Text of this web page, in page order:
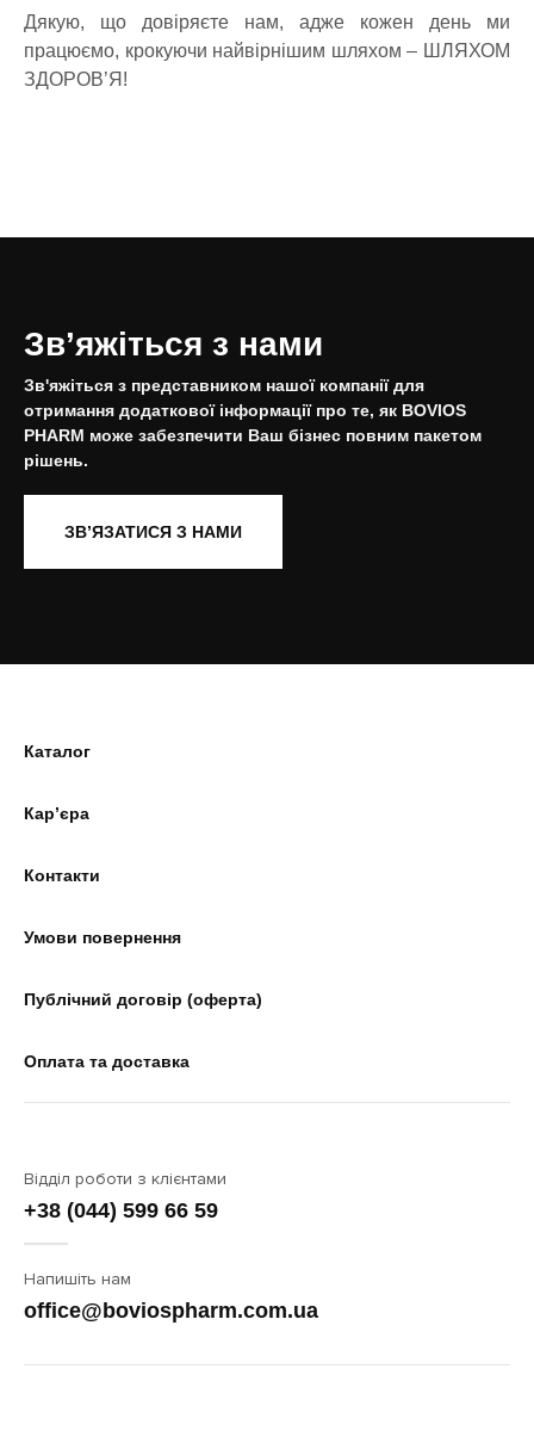
Дякую, що довіряєте нам, адже кожен день ми
працюємо, крокуючи найвірнішим шляхом – ШЛЯХОМ
ЗДОРОВ’Я!
Зв’яжіться з нами
Зв'яжіться з представником нашої компанії для
отримання додаткової інформації про те, як BOVIOS
PHARM може забезпечити Ваш бізнес повним пакетом
рішень.
ЗВ’ЯЗАТИСЯ З НАМИ
Каталог
Кар’єра
Контакти
Умови повернення
Публічний договір (оферта)
Оплата та доставка
Відділ роботи з клієнтами
+38 (044) 599 66 59
Напишіть нам
office@boviospharm.com.ua